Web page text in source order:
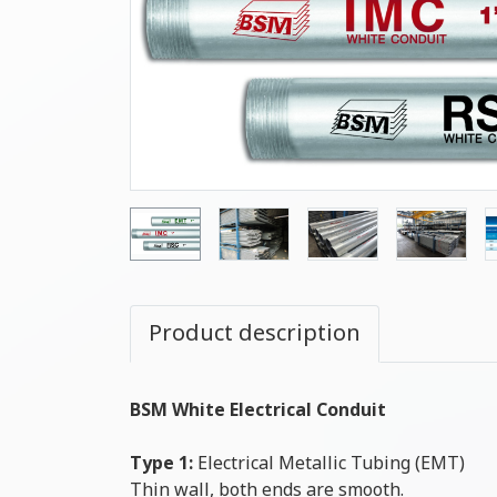
Product description
BSM White Electrical Conduit
Type 1: Electrical Metallic Tubing (EMT)
Thin wall, both ends are smooth.